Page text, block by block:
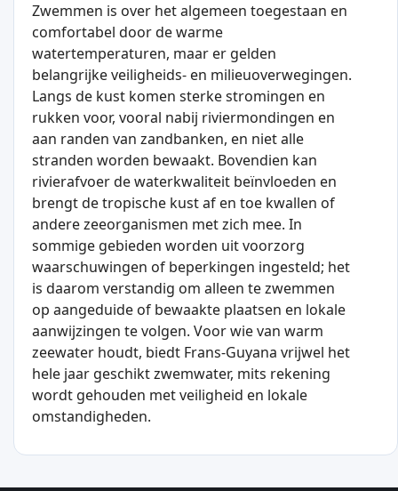
Zwemmen is over het algemeen toegestaan en
comfortabel door de warme
watertemperaturen, maar er gelden
belangrijke veiligheids- en milieuoverwegingen.
Langs de kust komen sterke stromingen en
rukken voor, vooral nabij riviermondingen en
aan randen van zandbanken, en niet alle
stranden worden bewaakt. Bovendien kan
rivierafvoer de waterkwaliteit beïnvloeden en
brengt de tropische kust af en toe kwallen of
andere zeeorganismen met zich mee. In
sommige gebieden worden uit voorzorg
waarschuwingen of beperkingen ingesteld; het
is daarom verstandig om alleen te zwemmen
op aangeduide of bewaakte plaatsen en lokale
aanwijzingen te volgen. Voor wie van warm
zeewater houdt, biedt Frans-Guyana vrijwel het
hele jaar geschikt zwemwater, mits rekening
wordt gehouden met veiligheid en lokale
omstandigheden.